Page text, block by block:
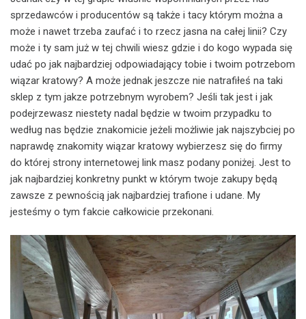
sprzedawców i producentów są także i tacy którym można a
może i nawet trzeba zaufać i to rzecz jasna na całej linii? Czy
może i ty sam już w tej chwili wiesz gdzie i do kogo wypada się
udać po jak najbardziej odpowiadający tobie i twoim potrzebom
wiązar kratowy? A może jednak jeszcze nie natrafiłeś na taki
sklep z tym jakze potrzebnym wyrobem? Jeśli tak jest i jak
podejrzewasz niestety nadal będzie w twoim przypadku to
według nas będzie znakomicie jeżeli możliwie jak najszybciej po
naprawdę znakomity wiązar kratowy wybierzesz się do firmy
do której strony internetowej link masz podany poniżej. Jest to
jak najbardziej konkretny punkt w którym twoje zakupy będą
zawsze z pewnością jak najbardziej trafione i udane. My
jesteśmy o tym fakcie całkowicie przekonani.